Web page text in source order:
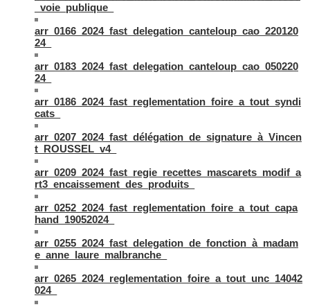
_voie_publique_
arr_0166_2024_fast_delegation_canteloup_cao_220120
24_
arr_0183_2024_fast_delegation_canteloup_cao_050220
24_
arr_0186_2024_fast_reglementation_foire_a_tout_syndi
cats_
arr_0207_2024_fast_délégation_de_signature_à_Vincen
t_ROUSSEL_v4_
arr_0209_2024_fast_regie_recettes_mascarets_modif_a
rt3_encaissement_des_produits_
arr_0252_2024_fast_reglementation_foire_a_tout_capa
hand_19052024_
arr_0255_2024_fast_delegation_de_fonction_à_madam
e_anne_laure_malbranche_
arr_0265_2024_reglementation_foire_a_tout_unc_14042
024_